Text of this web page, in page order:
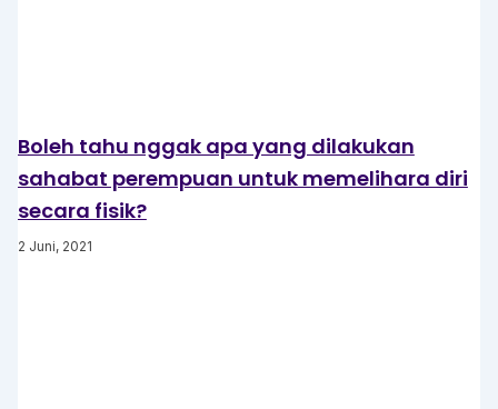
Boleh tahu nggak apa yang dilakukan
sahabat perempuan untuk memelihara diri
secara fisik?
2 Juni, 2021